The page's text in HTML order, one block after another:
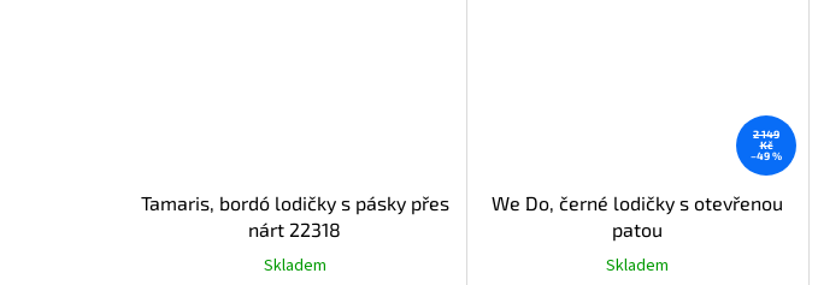
Tamaris, bordó lodičky s pásky přes
nárt 22318
Skladem
2 149
Kč
–49 %
We Do, černé lodičky s otevřenou
patou
Skladem